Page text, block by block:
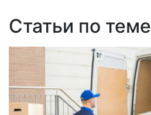
Статьи по теме